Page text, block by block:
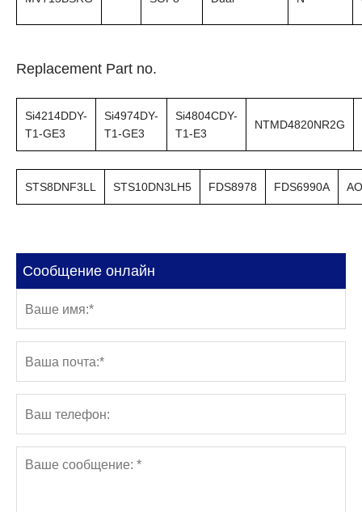
Replacement Part no.
Si4214DDY-
T1-GE3
Si4974DY-
T1-GE3
Si4804CDY-
T1-E3
NTMD4820NR2G
STS8DNF3LL STS10DN3LH5 FDS8978 FDS6990A
Сообщение онлайн